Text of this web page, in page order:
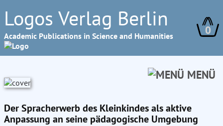
Logos Verlag Berlin
Academic Publications in Science and Humanities 0
MENÜ
Der Spracherwerb des Kleinkindes als aktive
Anpassung an seine pädagogische Umgebung